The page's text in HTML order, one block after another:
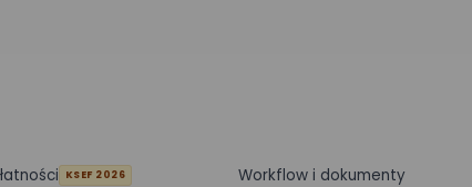
KSEF 2026
Workflow i dokumenty